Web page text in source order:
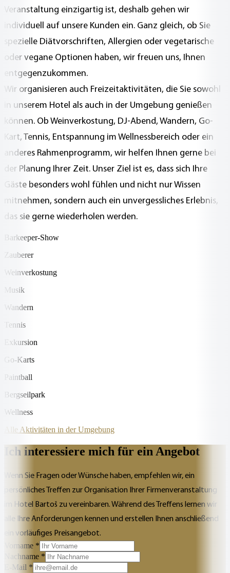
Veranstaltung einzigartig ist, deshalb gehen wir
individuell auf unsere Kunden ein. Ganz gleich, ob Sie
spezielle Diätvorschriften, Allergien oder vegetarische
oder vegane Optionen haben, wir freuen uns, Ihnen
entgegenzukommen.
Wir organisieren auch Freizeitaktivitäten, die Sie sowohl
in unserem Hotel als auch in der Umgebung genießen
können. Ob Weinverkostung, DJ-Abend, Wandern, Go-
Kart, Tennis, Entspannung im Wellnessbereich oder ein
anderes Rahmenprogramm, wir helfen Ihnen gerne bei
der Planung Ihrer Zeit. Unser Ziel ist es, dass sich Ihre
Gäste besonders wohl fühlen und nicht nur Wissen
mitnehmen, sondern auch ein unvergessliches Erlebnis,
das sie gerne wiederholen werden.
Barkeeper-Show
Zauberer
Weinverkostung
Musik
Wandern
Tennis
Exkursion
Go-Karts
Paintball
Bergseilpark
Wellness
Alle Aktivitäten in der Umgebung
Ich interessiere mich für ein Angebot
Wenn Sie Fragen oder Wünsche haben, empfehlen wir, ein
persönliches Treffen zur Organisation Ihrer Firmenveranstaltung
im Hotel Bartoš zu vereinbaren. Während des Treffens lernen wir
alle Ihre Anforderungen kennen und erstellen Ihnen anschließend
ein vorläufiges Preisangebot.
Vorname *
Nachname *
E-Mail *